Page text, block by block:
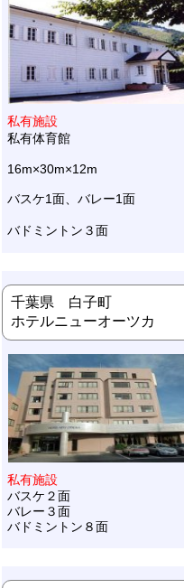
私有施設
私有体育館
16m×30m×12m
バスケ1面、バレー1面
バドミントン３面
千葉県 白子町
ホテルニューオーツカ
私有施設
バスケ２面
バレー３面
バドミントン８面